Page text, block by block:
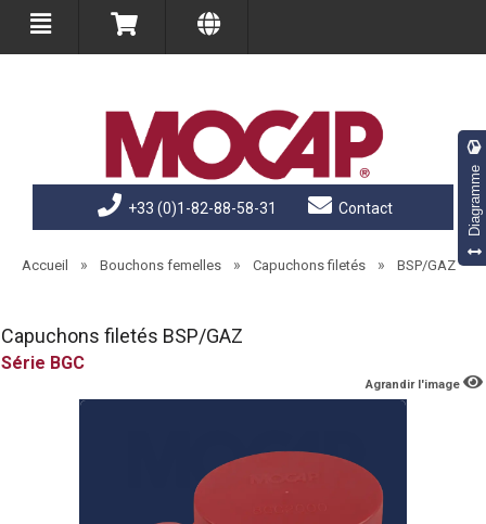
+33 (0)1-82-88-58-31 Contact
Accueil » Bouchons femelles » Capuchons filetés » BSP/GAZ
Capuchons filetés BSP/GAZ
BGC
Agrandir l'image
Diagramme